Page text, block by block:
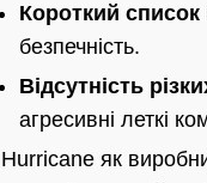
Короткий список
безпечність.
Відсутність
агресивні леткі
Hurricane як